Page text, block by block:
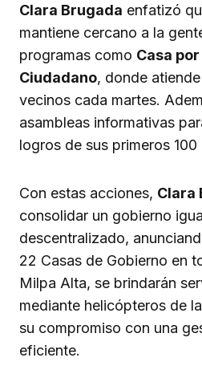
Clara Brugada enfatizó
mantiene cercano a la
programas como Casa
Ciudadano, donde
vecinos cada martes.
asambleas informativas
logros de sus primeros
Con estas acciones, Clara
consolidar un gobierno
descentralizado,
22 Casas de Gobierno en
Milpa Alta, se brindarán
mediante helicópteros de
su compromiso con una
eficiente.